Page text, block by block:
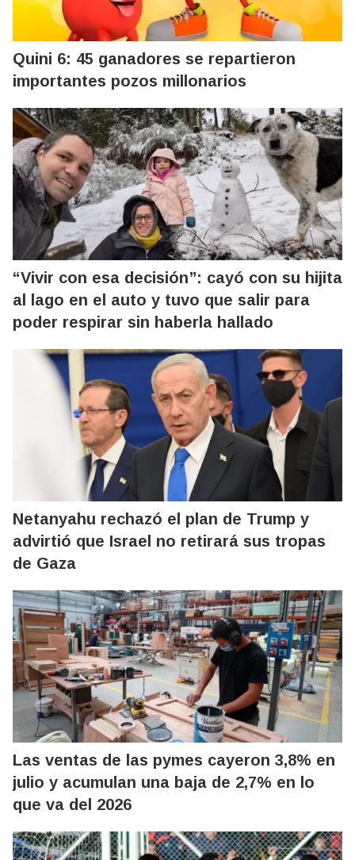
Quini 6: 45 ganadores se repartieron
importantes pozos millonarios
“Vivir con esa decisión”: cayó con su hijita
al lago en el auto y tuvo que salir para
poder respirar sin haberla hallado
Netanyahu rechazó el plan de Trump y
advirtió que Israel no retirará sus tropas
de Gaza
Las ventas de las pymes cayeron 3,8% en
julio y acumulan una baja de 2,7% en lo
que va del 2026